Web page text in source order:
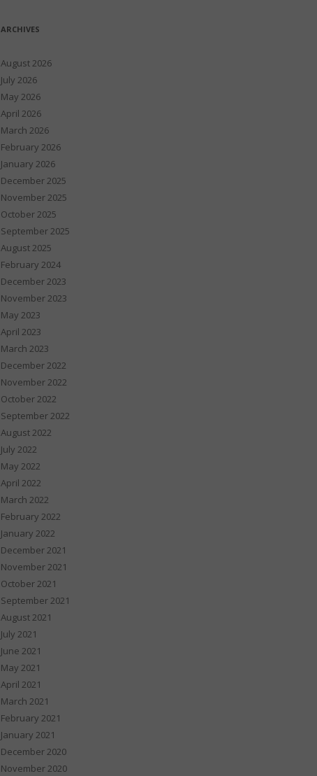
ARCHIVES
August 2026
July 2026
May 2026
April 2026
March 2026
February 2026
January 2026
December 2025
November 2025
October 2025
September 2025
August 2025
February 2024
December 2023
November 2023
May 2023
April 2023
March 2023
December 2022
November 2022
October 2022
September 2022
August 2022
July 2022
May 2022
April 2022
March 2022
February 2022
January 2022
December 2021
November 2021
October 2021
September 2021
August 2021
July 2021
June 2021
May 2021
April 2021
March 2021
February 2021
January 2021
December 2020
November 2020